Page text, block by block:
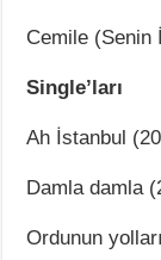
Cemile (Senin
Single’ları
Ah İstanbul
Damla damla
Ordunun